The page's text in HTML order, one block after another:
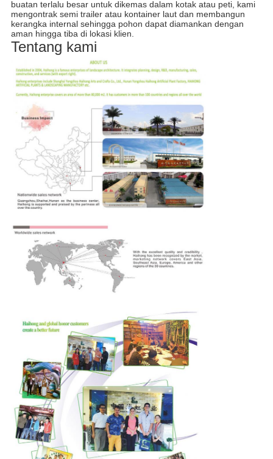
buatan terlalu besar untuk dikemas dalam kotak atau peti, kami
mengontrak semi trailer atau kontainer laut dan membangun
kerangka internal sehingga pohon dapat diamankan dengan
aman hingga tiba di lokasi klien.
Tentang kami